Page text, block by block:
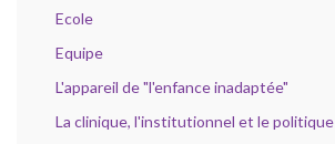
Ecole
Equipe
L'appareil de "l'enfance inadaptée"
La clinique, l'institutionnel et le politique